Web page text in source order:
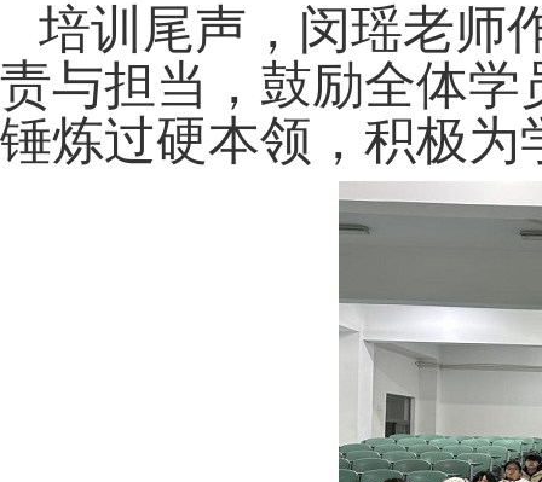
培训尾声，闵瑶老师
责与担当，鼓励全体
锤炼过硬本领，积极